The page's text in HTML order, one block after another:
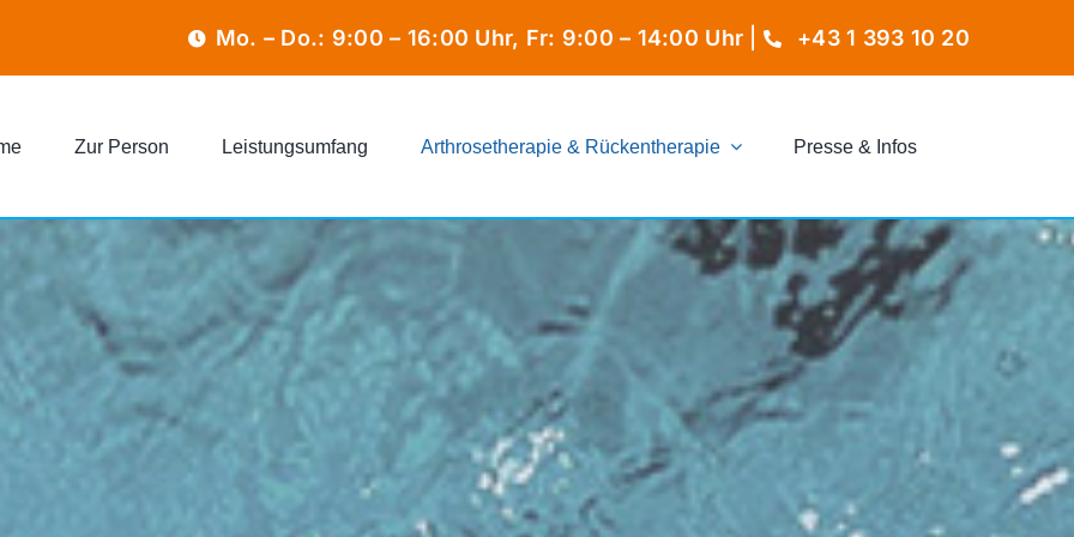
Mo. – Do.: 9:00 – 16:00 Uhr, Fr: 9:00 – 14:00 Uhr­ +43 1 393 10 20
Zur Person Leistungsumfang Arthrosetherapie & Rückentherapie Presse & Infos